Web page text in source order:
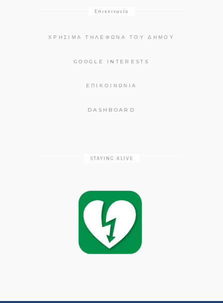
Επικοινωνία
ΧΡΉΣΙΜΑ ΤΗΛΈΦΩΝΑ ΤΟΥ ΔΉΜΟΥ
GOOGLE INTERESTS
ΕΠΙΚΟΙΝΩΝΊΑ
DASHBOARD
STAYING ALIVE